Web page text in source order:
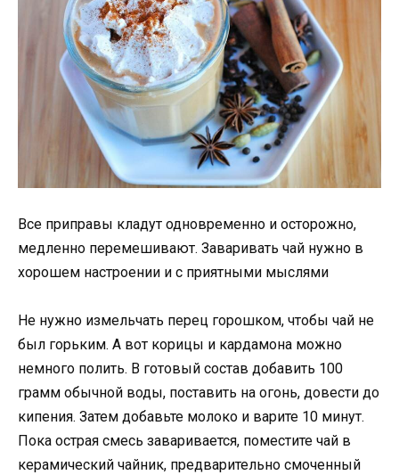
Все приправы кладут одновременно и осторожно,
медленно перемешивают. Заваривать чай нужно в
хорошем настроении и с приятными мыслями
Не нужно измельчать перец горошком, чтобы чай не
был горьким. А вот корицы и кардамона можно
немного полить. В готовый состав добавить 100
грамм обычной воды, поставить на огонь, довести до
кипения. Затем добавьте молоко и варите 10 минут.
Пока острая смесь заваривается, поместите чай в
керамический чайник, предварительно смоченный